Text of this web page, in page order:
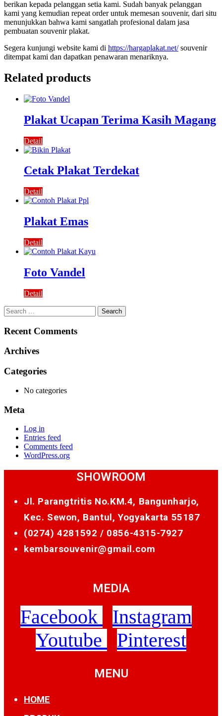
berikan kepada pelanggan setia kami. Sudah banyak pelanggan
kami yang kemudian repeat order untuk memesan souvenir, dari situ
menunjukkan bahwa kami sangatlah profesional dalam jasa
pembuatan souvenir plakat.
Segera kunjungi website kami di https://hargaplakat.net/souvenir
ditempat kami dan dapatkan penawaran menariknya.
Related products
Plakat Ucapan Terima Kasih Magang
Detail
Cetak Plakat Terdekat
Detail
Plakat Emas
Detail
Foto Vandel
Detail
Search
for:
Recent Comments
Archives
Categories
No categories
Meta
Log in
Entries feed
Comments feed
WordPress.org
SHOWROOM
Jl. Parangtritis No.KM.4, Bangunharjo,
Kec. Sewon, Bantul, Yogyakarta 55187
(0274) 4281592 / 0856-4315-7927
kembarsouvenir@gmail.com
MEDIA
Facebook
Instagram
Youtube
Pinterest
MENU
HOME